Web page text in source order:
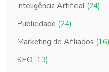
Inteligência Artificial (24)
Publicidade (24)
Marketing de Afiliados (16)
SEO (13)